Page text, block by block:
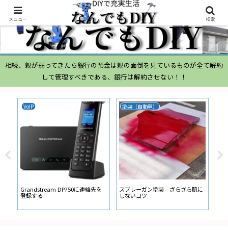
相続、親が弱ってきたら銀行の預金は親の面倒を見ているものが全て解約
して管理すべきである、銀行は解約させない！！
VoIP
Grandstream DP750に連絡先を
登録する
塗装（自動車）
スプレーガン塗装 ざらざら肌に
しないコツ
ム
メニュー 検索